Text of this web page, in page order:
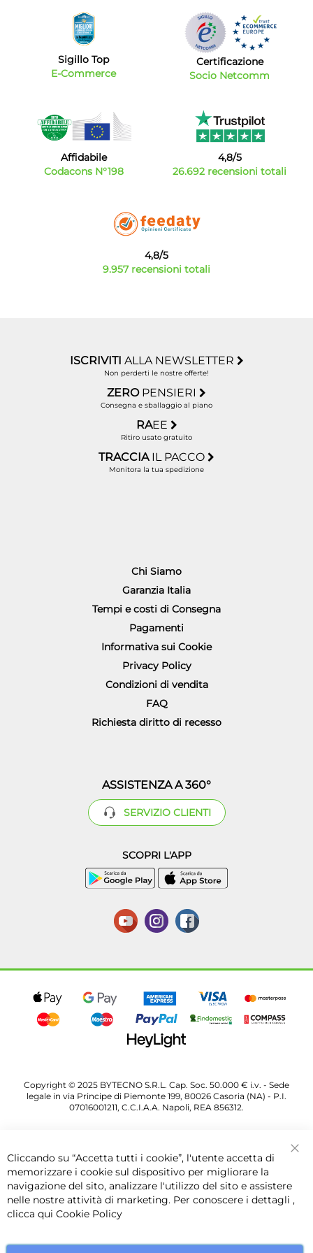
Sigillo Top
E-Commerce
Certificazione
Socio Netcomm
Affidabile
Codacons N°198
4,8/5
26.692 recensioni totali
4,8/5
9.957 recensioni totali
ISCRIVITI ALLA NEWSLETTER
Non perderti le nostre offerte!
ZERO PENSIERI
Consegna e sballaggio al piano
RAEE
Ritiro usato gratuito
TRACCIA IL PACCO
Monitora la tua spedizione
Chi Siamo
Garanzia Italia
Tempi e costi di Consegna
Pagamenti
Informativa sui Cookie
Privacy Policy
Condizioni di vendita
FAQ
Richiesta diritto di recesso
ASSISTENZA A 360°
SERVIZIO CLIENTI
SCOPRI L'APP
Copyright © 2025 BYTECNO S.R.L. Cap. Soc. 50.000 € i.v. - Sede
legale in via Principe di Piemonte 199, 80026 Casoria (NA) - P.I.
07016001211, C.C.I.A.A. Napoli, REA 856312.
Cliccando su “Accetta tutti i cookie”, l'utente accetta di
memorizzare i cookie sul dispositivo per migliorare la
navigazione del sito, analizzare l'utilizzo del sito e assistere
nelle nostre attività di marketing. Per conoscere i dettagli ,
clicca qui Cookie Policy